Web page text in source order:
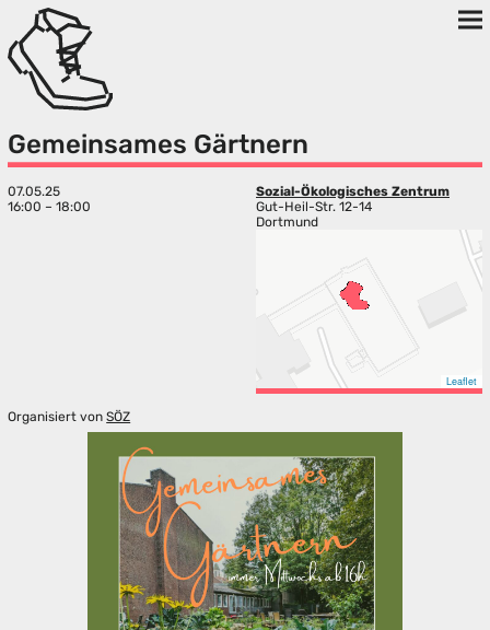
Gemeinsames Gärtnern
07.05.25
16:00 – 18:00
Sozial-Ökologisches Zentrum
Gut-Heil-Str. 12-14
Dortmund
Leaflet
Organisiert vonSÖZ